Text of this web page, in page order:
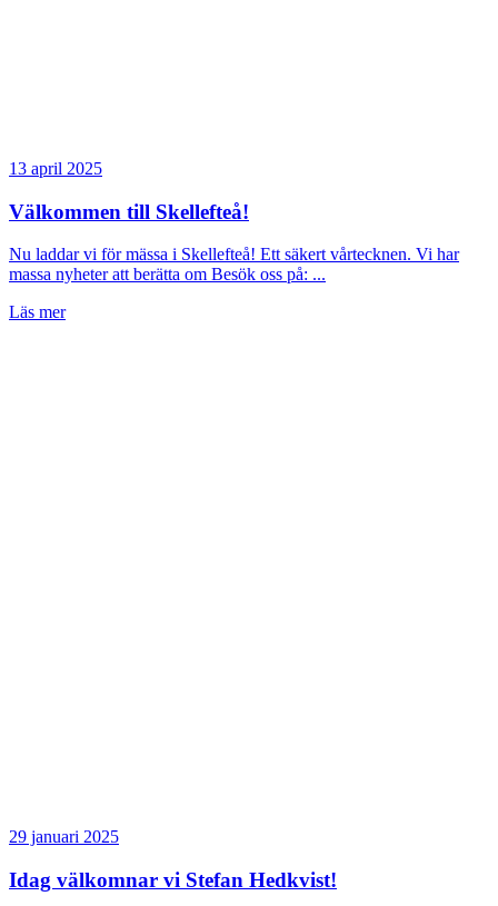
13 april 2025
Välkommen till Skellefteå!
Nu laddar vi för mässa i Skellefteå! Ett säkert vårtecknen. Vi har
massa nyheter att berätta om Besök oss på: ...
Läs mer
29 januari 2025
Idag välkomnar vi Stefan Hedkvist!